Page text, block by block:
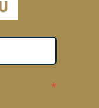
*